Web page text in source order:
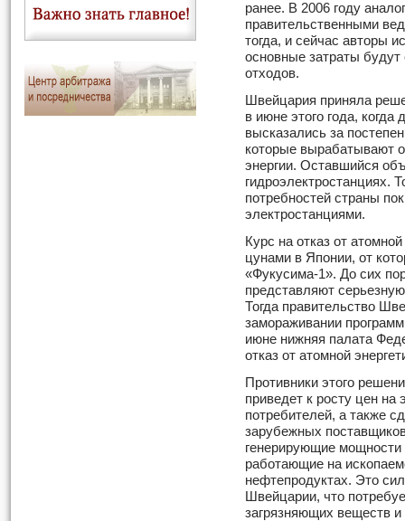
ранее. В 2006 году
правительственными
тогда, и сейчас авторы
основные затраты
отходов.
Швейцария приняла
в июне этого года,
высказались за
которые вырабатывают
энергии. Оставшийся
гидроэлектростанциях.
потребностей страны
электростанциями.
Курс на отказ от
цунами в Японии, от
«Фукусима-1». До сих
представляют
Тогда правительство
замораживании
июне нижняя палата
отказ от атомной
Противники этого
приведет к росту цен на
потребителей, а также
зарубежных
генерирующие мощности
работающие на
нефтепродуктах. Это
Швейцарии, что
загрязняющих веществ